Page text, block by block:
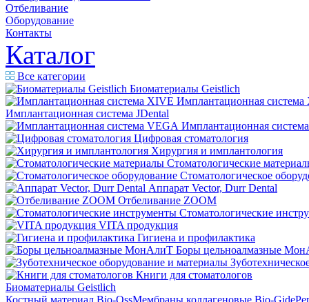
Отбеливание
Оборудование
Контакты
Каталог
Все категории
Биоматериалы Geistlich
Имплантационная
Имплантационная система JDental
Имплантационная
Цифровая стоматология
Хирургия и имплантология
Стоматологические
Стоматологическое
Аппарат Vector, Durr Dental
Отбеливание ZOOM
Стоматологические
VITA продукция
Гигиена и профилактика
Боры цельноалмазные
Книги для стоматологов
Биоматериалы Geistlich